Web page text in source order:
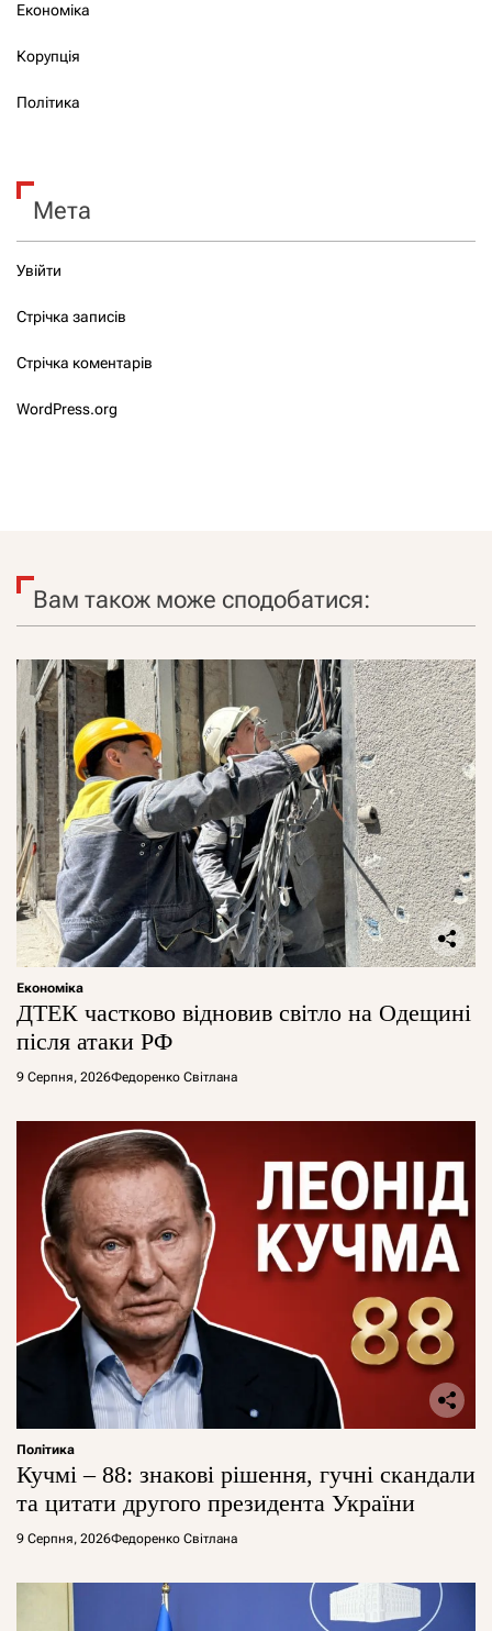
Економіка
Корупція
Політика
Мета
Увійти
Стрічка записів
Стрічка коментарів
WordPress.org
Вам також може сподобатися:
Економіка
ДТЕК частково відновив світло на Одещині
після атаки РФ
9 Серпня, 2026Федоренко Світлана
Політика
Кучмі – 88: знакові рішення, гучні скандали
та цитати другого президента України
9 Серпня, 2026Федоренко Світлана